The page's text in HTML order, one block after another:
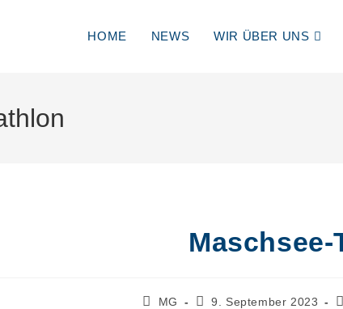
HOME NEWS WIR ÜBER UNS
Beitrags-
MG
Beitrag
9. September 2023